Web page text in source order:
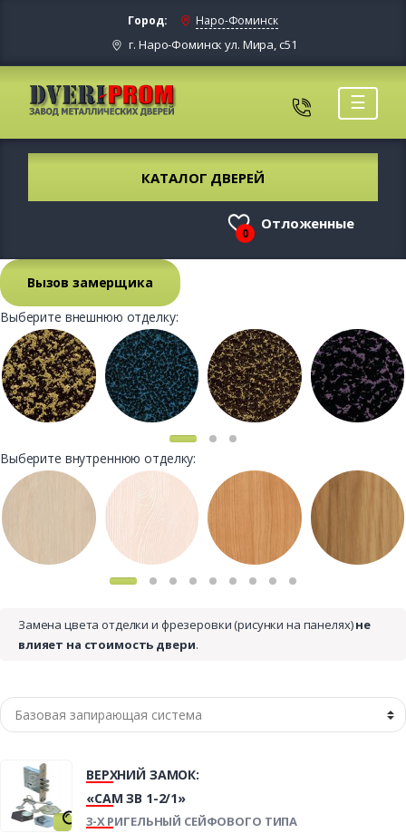
Город: Наро-Фоминск
г. Наро-Фоминск ул. Мира, с51
☰
КАТАЛОГ ДВЕРЕЙ
0
Отложенные
Вызов замерщика
Выберите внешнюю отделку:
Выберите внутреннюю отделку:
Замена цвета отделки и фрезеровки (рисунки на панелях)не
влияет на стоимость двери.
ВЕРХНИЙ ЗАМОК:
«САМ ЗВ 1-2/1»
3-Х РИГЕЛЬНЫЙ СЕЙФОВОГО ТИПА